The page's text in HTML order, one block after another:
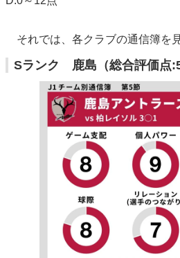
それでは、各クラブの通信簿を
Sランク 鹿島（総合評価点